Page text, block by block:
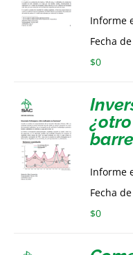
Informe
Fecha
$0
Informe
Fecha
$0